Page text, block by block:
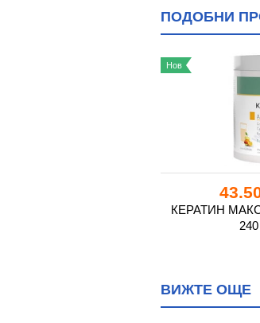
ПОДОБНИ
КЕРАТИН
Нов
ВИЖТЕ ОЩЕ